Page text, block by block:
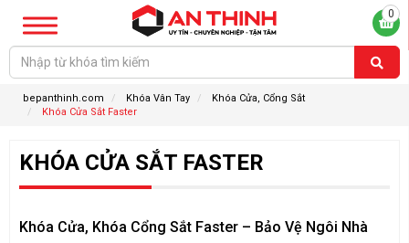
0
bepanthinh.com Khóa Vân Tay
Khóa Cửa, Cổng Sắt
Khóa Cửa Sắt Faster
KHÓA CỬA SẮT FASTER
Khóa Cửa, Khóa Cổng Sắt Faster – Bảo Vệ Ngôi Nhà